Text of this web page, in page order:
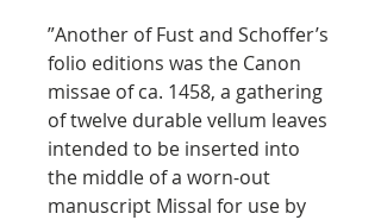
”Another of Fust and Schoffer’s
folio editions was the Canon
missae of ca. 1458, a gathering
of twelve durable vellum leaves
intended to be inserted into
the middle of a worn-out
manuscript Missal for use by